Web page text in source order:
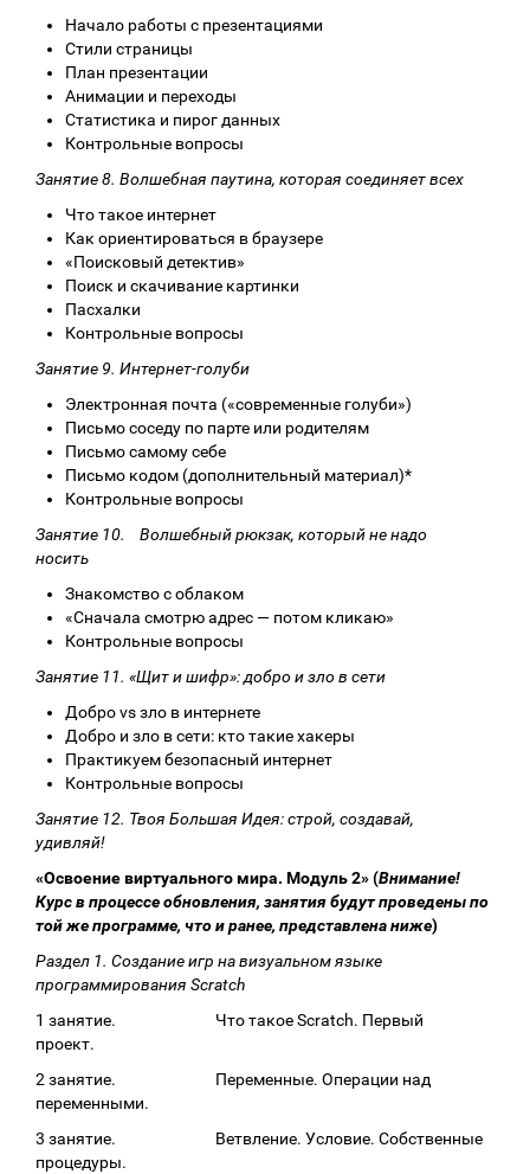
Начало работы с презентациями
Стили страницы
План презентации
Анимации и переходы
Статистика и пирог данных
Контрольные вопросы
Занятие 8. Волшебная паутина, которая соединяет всех
Что такое интернет
Как ориентироваться в браузере
«Поисковый детектив»
Поиск и скачивание картинки
Пасхалки
Контрольные вопросы
Занятие 9. Интернет-голуби
Электронная почта («современные голуби»)
Письмо соседу по парте или родителям
Письмо самому себе
Письмо кодом (дополнительный материал)*
Контрольные вопросы
Занятие 10. Волшебный рюкзак, который не надо
носить
Знакомство с облаком
«Сначала смотрю адрес — потом кликаю»
Контрольные вопросы
Занятие 11. «Щит и шифр»: добро и зло в сети
Добро vs зло в интернете
Добро и зло в сети: кто такие хакеры
Практикуем безопасный интернет
Контрольные вопросы
Занятие 12. Твоя Большая Идея: строй, создавай,
удивляй!
«Освоение виртуального мира. Модуль 2» (Внимание!
Курс в процессе обновления, занятия будут проведены по
той же программе, что и ранее, представлена ниже)
Раздел 1. Создание игр на визуальном языке
программирования Scratch
1 занятие. Что такое Scratch. Первый
проект.
2 занятие. Переменные. Операции над
переменными.
3 занятие. Ветвление. Условие. Собственные
процедуры.